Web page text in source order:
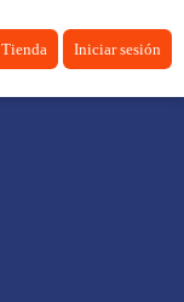
Tienda Iniciar sesión